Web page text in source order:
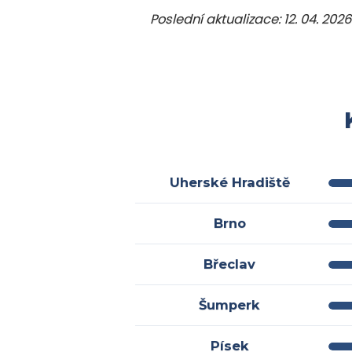
Poslední aktualizace: 12. 04. 2026
Uherské Hradiště
Brno
Břeclav
Šumperk
Písek